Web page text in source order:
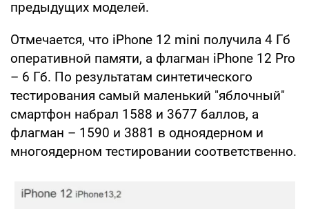
предыдущих моделей.
Отмечается, что iPhone 12 mini получила 4 Гб
оперативной памяти, а флагман iPhone 12 Pro
– 6 Гб. По результатам синтетического
тестирования самый маленький "яблочный"
смартфон набрал 1588 и 3677 баллов, а
флагман – 1590 и 3881 в одноядерном и
многоядерном тестировании соответственно.